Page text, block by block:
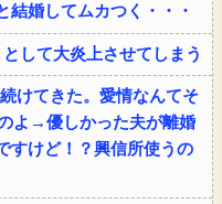
婚してムカつく・・・
して大炎上させてしまう
けてきた。愛情なんてそ
よ→優しかった夫が離婚
すけど！？興信所使うの